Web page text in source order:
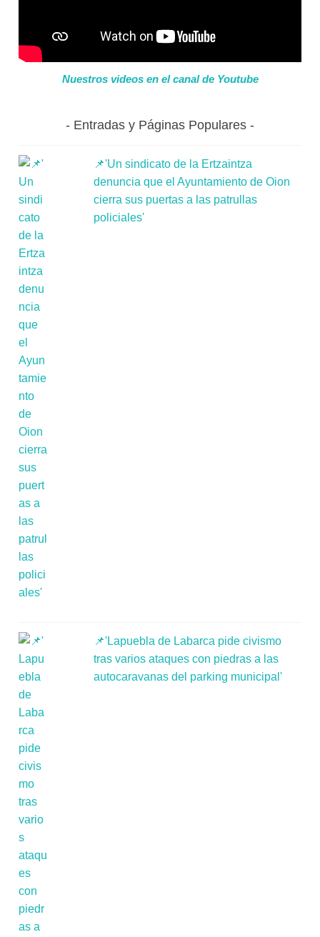
Nuestros videos en el canal de Youtube
Entradas y Páginas Populares
📌'Un sindicato de la Ertzaintza
denuncia que el Ayuntamiento de Oion
cierra sus puertas a las patrullas
policiales'
📌'Lapuebla de Labarca pide civismo
tras varios ataques con piedras a las
autocaravanas del parking municipal'